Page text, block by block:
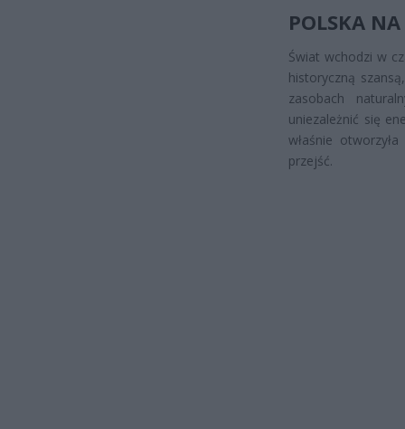
POLSKA
Świat wchodzi w
historyczną
zasobach
uniezależnić się
właśnie
przejść.